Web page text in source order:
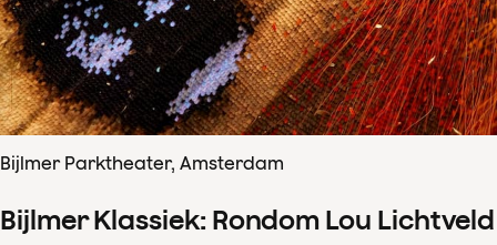
Bijlmer Parktheater, Amsterdam
Bijlmer Klassiek: Rondom Lou Lichtveld